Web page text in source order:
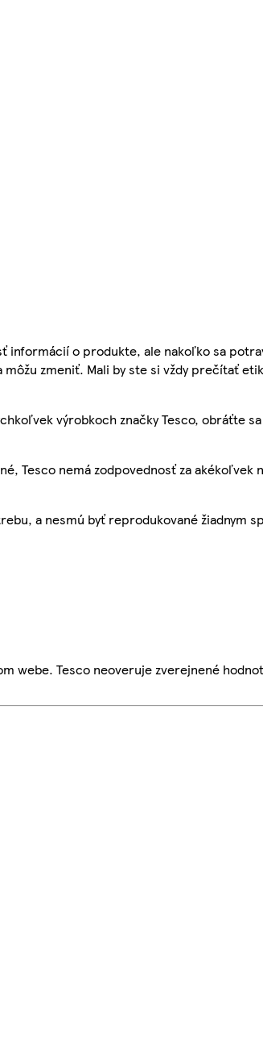
informácií o produkte, ale nakoľko sa
môžu zmeniť. Mali by ste si vždy prečítať
výrobkoch značky Tesco, obráťte
Tesco nemá zodpovednosť za
a nesmú byť reprodukované žiadnym
webe. Tesco neoveruje zverejnené